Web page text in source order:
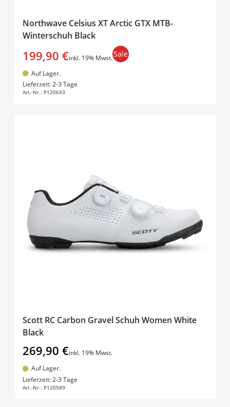
Northwave Celsius XT Arctic GTX MTB-
Winterschuh Black
199,90 €inkl. 19% Mwst.Sale
Auf Lager.
Lieferzeit: 2-3 Tage
Art.-Nr.: P120693
Scott RC Carbon Gravel Schuh Women White
Black
269,90 €inkl. 19% Mwst.
Auf Lager.
Lieferzeit: 2-3 Tage
Art.-Nr.: P120589